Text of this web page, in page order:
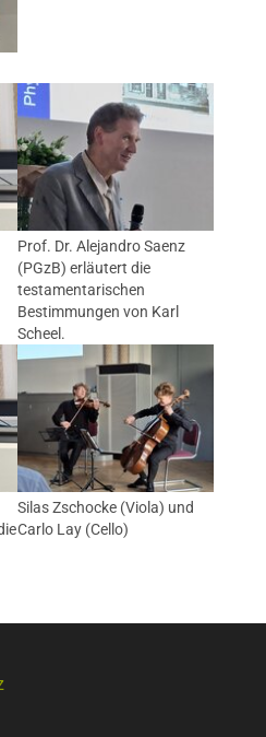
Prof. Dr. Alejandro Saenz
(PGzB) erläutert die
testamentarischen
Bestimmungen von Karl
Scheel.
Silas Zschocke (Viola) und
Carlo Lay (Cello)